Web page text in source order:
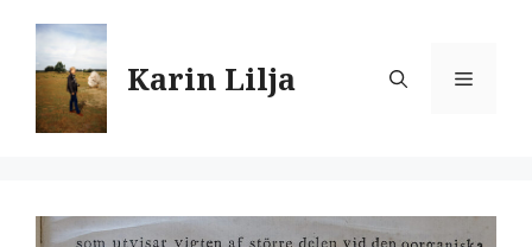
innehåll
Karin Lilja Meny